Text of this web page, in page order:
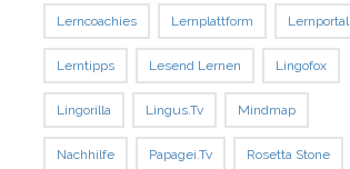
Lerncoachies Lernplattform Lernportal
Lerntipps Lesend Lernen Lingofox
Lingorilla Lingus.tv Mindmap
Nachhilfe Papagei.tv Rosetta Stone